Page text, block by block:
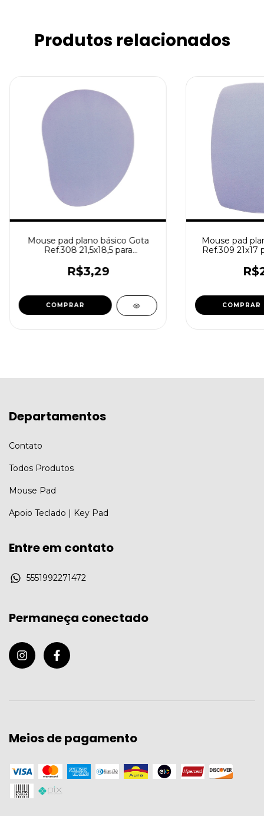
Produtos relacionados
Mouse pad plano básico Gota
Ref.308 21,5x18,5 para
R$3,29
Mouse pad
Ref.309 21x17
Departamentos
Contato
Todos Produtos
Mouse Pad
Apoio Teclado | Key Pad
Entre em contato
5551992271472
Permaneça conectado
Meios de pagamento